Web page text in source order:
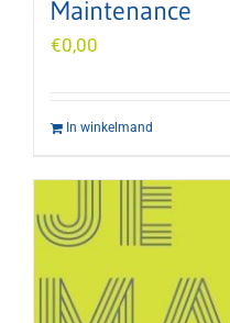
Maintenance
€0,00
In winkelmand